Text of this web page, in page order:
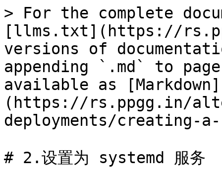
> For the complete
[llms.txt](https://
versions of
appending `.md` to
available as [Markdown]
(https://rs.ppgg.in/
deployments/creating-
# 2.设置为 systemd 服务